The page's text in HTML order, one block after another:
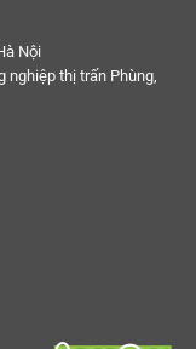
Nội
nghiệp thị trấn Phùng,